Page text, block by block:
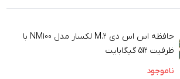
حافظه اس اس دی M.2 لکسار مدل NM100 با
ظرفیت 512 گیگابایت
ناموجود